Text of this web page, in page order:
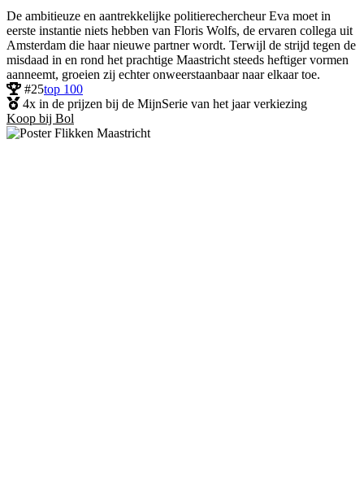
De ambitieuze en aantrekkelijke politierechercheur Eva moet in
eerste instantie niets hebben van Floris Wolfs, de ervaren collega uit
Amsterdam die haar nieuwe partner wordt. Terwijl de strijd tegen de
misdaad in en rond het prachtige Maastricht steeds heftiger vormen
aanneemt, groeien zij echter onweerstaanbaar naar elkaar toe.
#25top 100
4x in de prijzen bij de MijnSerie van het jaar verkiezing
Koop bij Bol